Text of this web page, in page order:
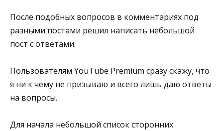
После подобных вопросов в комментариях под
разными постами решил написать небольшой
пост с ответами.
Пользователям YouTube Premium сразу скажу, что
я ни к чему не призываю и всего лишь даю ответы
на вопросы.
Для начала небольшой список сторонних